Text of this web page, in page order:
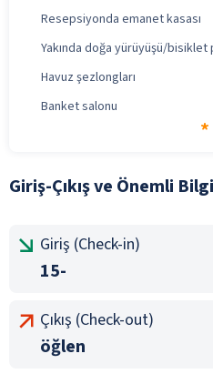
Resepsiyonda emanet kasası
Yakında doğa yürüyüşü/bisiklet
Havuz şezlongları
Banket salonu
Giriş-Çıkış ve Önemli
Giriş (Check-in)
15-
Çıkış (Check-out)
öğlen